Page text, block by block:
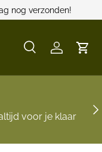
nog verzonden!
ZoekenInloggen
voor je klaar